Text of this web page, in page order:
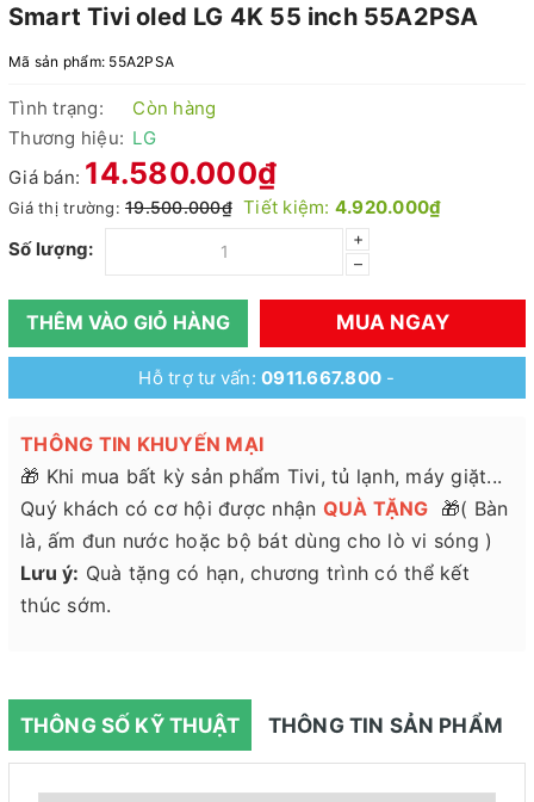
Smart Tivi oled LG 4K 55 inch 55A2PSA
Mã sản phẩm: 55A2PSA
Tình trạng:
Còn hàng
Thương hiệu: LG
Giá bán: 14.580.000₫
Giá thị trường: 19.500.000₫ Tiết kiệm: 4.920.000₫
Số lượng:
+
–
THÊM VÀO GIỎ HÀNG MUA NGAY
Hỗ trợ tư vấn:0911.667.800 -
THÔNG TIN KHUYẾN MẠI
🎁 Khi mua bất kỳ sản phẩm Tivi, tủ lạnh, máy giặt...
Quý khách có cơ hội được nhận QUÀ TẶNG 🎁( Bàn
là, ấm đun nước hoặc bộ bát dùng cho lò vi sóng )
Lưu ý: Quà tặng có hạn, chương trình có thể kết
thúc sớm.
THÔNG SỐ KỸ THUẬT THÔNG TIN SẢN PHẨM